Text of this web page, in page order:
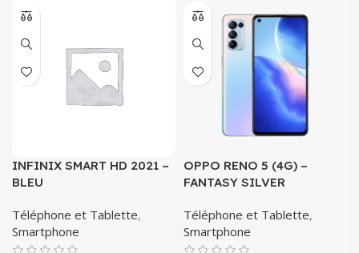
INFINIX SMART HD 2021 –
BLEU
Téléphone et Tablette,
Smartphone
OPPO RENO 5 (4G) –
FANTASY SILVER
Téléphone et Tablette,
Smartphone